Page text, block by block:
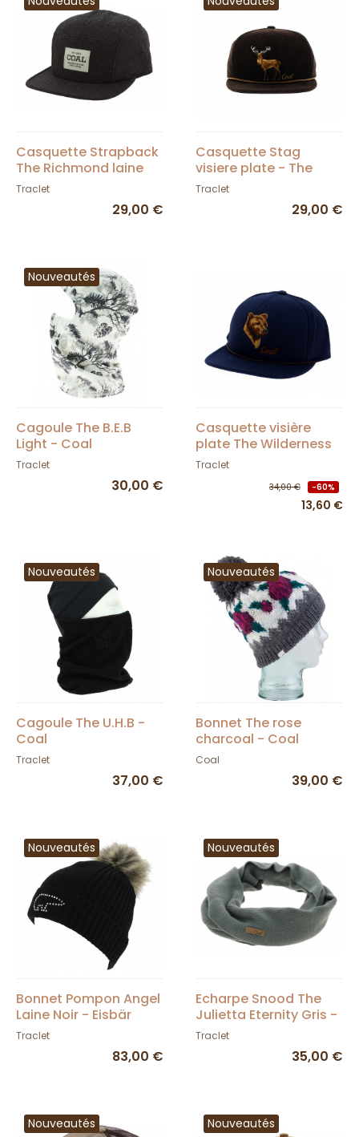
Casquette Strapback
The Richmond laine
Gris - Coal
Traclet
29,00 €
Casquette Stag
visiere plate - The
Wilderness - Coal
Traclet
29,00 €
Nouveautés
Cagoule The B.E.B
Light - Coal
Traclet
30,00 €
Casquette visière
plate The Wilderness
Bleu - Coal
Traclet
34,00 € -60%
13,60 €
Nouveautés
Cagoule The U.H.B -
Coal
Traclet
37,00 €
Nouveautés
Bonnet The rose
charcoal - Coal
Coal
39,00 €
Nouveautés
Bonnet Pompon Angel
Laine Noir - Eisbär
Traclet
83,00 €
Nouveautés
Echarpe Snood The
Julietta Eternity Gris -
Coal
Traclet
35,00 €
Nouveautés Nouveautés